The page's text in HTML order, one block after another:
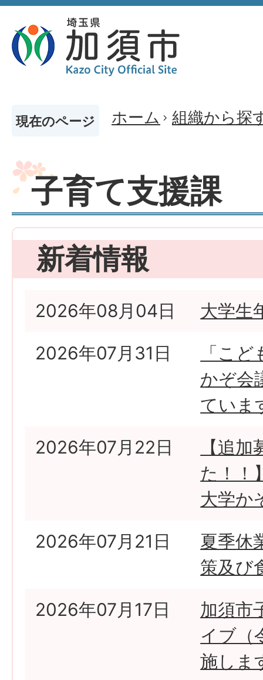
現在のページ ホーム 組織から探
子育て支援課
新着情報
2026年08月04日
大学生
2026年07月31日
「こ
かぞ会
ていま
2026年07月22日
【追
た！！
大学か
2026年07月21日
夏季休
策及び
2026年07月17日
加須市
イブ（
施しま